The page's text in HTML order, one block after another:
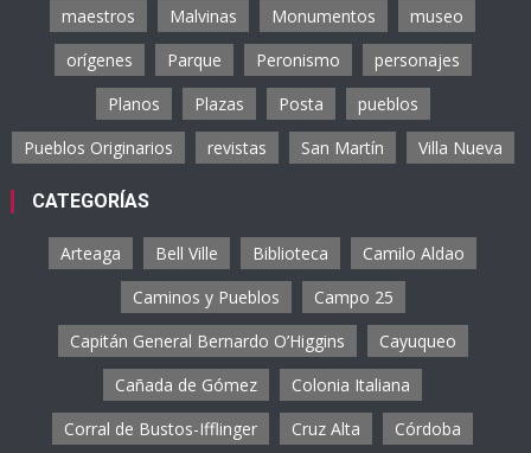
maestros
Malvinas Monumentos
museo
orígenes
Parque Peronismo
personajes
Planos
Plazas Posta
pueblos
Pueblos Originarios
revistas San Martín Villa Nueva
CATEGORÍAS
Arteaga Bell Ville Biblioteca
Camilo Aldao
Caminos y Pueblos
Campo 25
Capitán General Bernardo O’Higgins
Cayuqueo
Cañada de Gómez
Colonia Italiana
Corral de Bustos-Ifflinger
Cruz Alta
Córdoba